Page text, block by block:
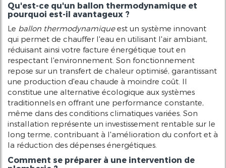
Qu'est-ce qu'un ballon thermodynamique et
pourquoi est-il avantageux ?
Le ballon thermodynamiqueest un système innovant
qui permet de chauffer l'eau en utilisant l'air ambiant,
réduisant ainsi votre facture énergétique tout en
respectant l'environnement. Son fonctionnement
repose sur un transfert de chaleur optimisé, garantissant
une production d'eau chaude à moindre coût. Il
constitue une alternative écologique aux systèmes
traditionnels en offrant une performance constante,
même dans des conditions climatiques variées. Son
installation représente un investissement rentable sur le
long terme, contribuant à l'amélioration du confort et à
la réduction des dépenses énergétiques.
Comment se préparer à une intervention de